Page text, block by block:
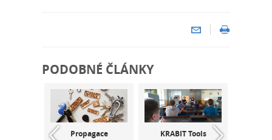
PODOBNÉ ČLÁNKY
Propagace KRABIT Tools